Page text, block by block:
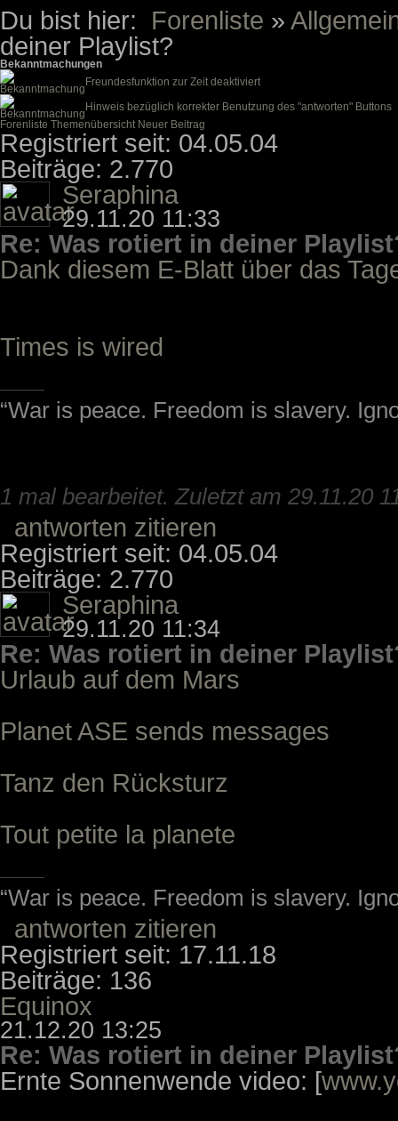
Du bist hier: Forenliste »
deiner Playlist?
Bekanntmachungen
Freundesfunktion zur Zeit deaktiviert
Hinweis bezüglich korrekter Benutzung des "antworten" Buttons
Forenliste Themenübersicht Neuer Beitrag
Registriert seit: 04.05.04
Beiträge: 2.770
Seraphina
29.11.20 11:33
Re: Was rotiert in deiner
Dank diesem E-Blatt über das
Times is wired
“War is peace. Freedom is slavery.
1 mal bearbeitet. Zuletzt am 29.11.20
antworten zitieren
Registriert seit: 04.05.04
Beiträge: 2.770
Seraphina
29.11.20 11:34
Re: Was rotiert in deiner
Urlaub auf dem Mars
Planet ASE sends messages
Tanz den Rücksturz
Tout petite la planete
“War is peace. Freedom is slavery.
antworten zitieren
Registriert seit: 17.11.18
Beiträge: 136
Equinox
21.12.20 13:25
Re: Was rotiert in deiner
Ernte Sonnenwende video: [